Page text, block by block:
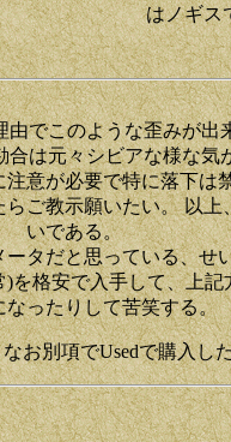
はノギス
由でこのような歪みが出
合は元々シビアな様な気
注意が必要で特に落下は
らご教示願いたい。 以
いである。
タだと思っている、
格安で入手して、上
なったりして苦笑する。
なお別項でUsedで購入し